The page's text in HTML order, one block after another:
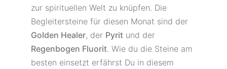
zur spirituellen Welt zu knüpfen. Die
Begleitersteine für diesen Monat sind der
Golden Healer, der Pyritund der
Regenbogen Fluorit. Wie du die Steine am
besten einsetzt erfährst Du in diesem